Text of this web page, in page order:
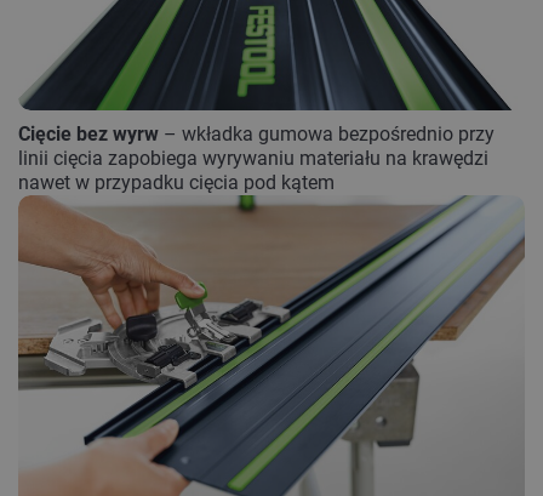
Cięcie bez wyrw – wkładka gumowa bezpośrednio przy
linii cięcia zapobiega wyrywaniu materiału na krawędzi
nawet w przypadku cięcia pod kątem